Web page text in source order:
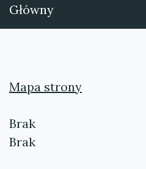
Główny
Mapa strony
Brak
Brak